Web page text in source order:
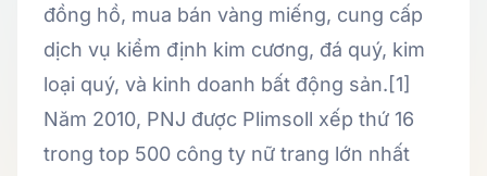
đồng hồ, mua bán vàng miếng, cung cấp
dịch vụ kiểm định kim cương, đá quý, kim
loại quý, và kinh doanh bất động sản.[1]
Năm 2010, PNJ được Plimsoll xếp thứ 16
trong top 500 công ty nữ trang lớn nhất